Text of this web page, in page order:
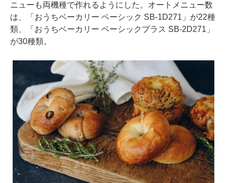
ニューも両機種で作れるようにした。オートメニュー数
は、「おうちベーカリー ベーシック SB-1D271」が22種
類、「おうちベーカリー ベーシックプラス SB-2D271」
が30種類。